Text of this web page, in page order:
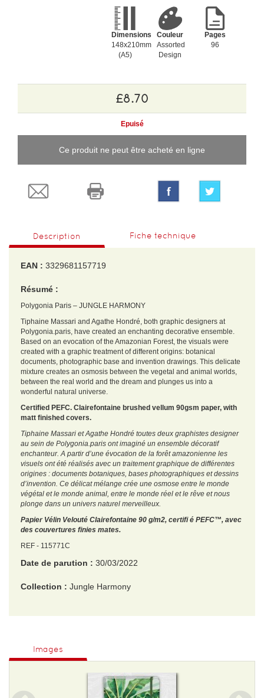
Dimensions
148x210mm
(A5)
Couleur
Assorted
Design
Pages
96
£8.70
Epuisé
Ce produit ne peut être acheté en ligne
Description Fiche technique
EAN : 3329681157719
Résumé :
Polygonia Paris – JUNGLE HARMONY
Tiphaine Massari and Agathe Hondré, both graphic designers at
Polygonia.paris, have created an enchanting decorative ensemble.
Based on an evocation of the Amazonian Forest, the visuals were
created with a graphic treatment of different origins: botanical
documents, photographic base and invention drawings. This delicate
mixture creates an osmosis between the vegetal and animal worlds,
between the real world and the dream and plunges us into a
wonderful natural universe.
Certified PEFC. Clairefontaine brushed vellum 90gsm paper, with
matt finished covers.
Tiphaine Massari et Agathe Hondré toutes deux graphistes designer
au sein de Polygonia.paris ont imaginé un ensemble décoratif
enchanteur. A partir d’une évocation de la forêt amazonienne les
visuels ont été réalisés avec un traitement graphique de différentes
origines : documents botaniques, bases photographiques et dessins
d’invention. Ce délicat mélange crée une osmose entre le monde
végétal et le monde animal, entre le monde réel et le rêve et nous
plonge dans un univers naturel merveilleux.
Papier Vélin Velouté Clairefontaine 90 g/m2, certifi é PEFC™, avec
des couvertures finies mates.
REF - 115771C
Date de parution : 30/03/2022
Collection : Jungle Harmony
Format L :150
Images